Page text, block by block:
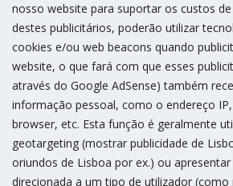
nosso website para suportar os custos
destes publicitários, poderão utilizar
cookies e/ou web beacons quando
website, o que fará com que esses
através do Google AdSense) também
informação pessoal, como o endereço
browser, etc. Esta função é geralmente
geotargeting (mostrar publicidade de
oriundos de Lisboa por ex.) ou apresentar
direcionada a um tipo de utilizador (como